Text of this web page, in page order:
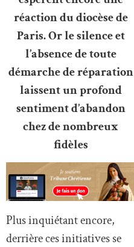
réaction du diocèse de
Paris. Or le silence et
l’absence de toute
démarche de réparation
laissent un profond
sentiment d’abandon
chez de nombreux
fidèles
Plus inquiétant encore,
derrière ces initiatives se